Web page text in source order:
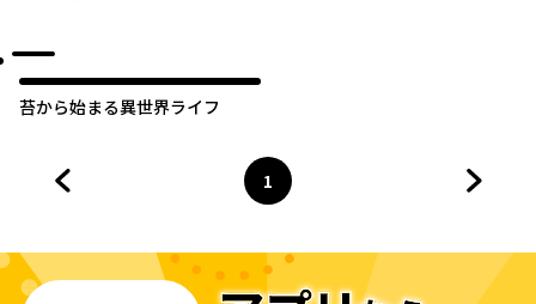
苔から始まる異世界ライフ
ページ
1
へ